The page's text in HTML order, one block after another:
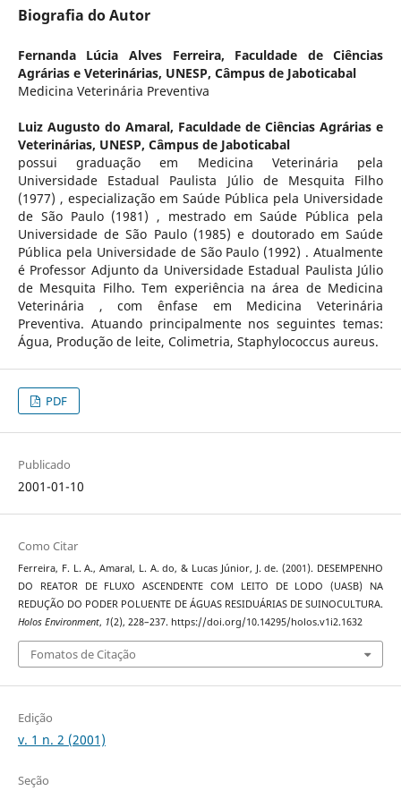
Biografia do Autor
Fernanda Lúcia Alves Ferreira, Faculdade de Ciências
Agrárias e Veterinárias, UNESP, Câmpus de Jaboticabal
Medicina Veterinária Preventiva
Luiz Augusto do Amaral, Faculdade de Ciências Agrárias e
Veterinárias, UNESP, Câmpus de Jaboticabal
possui graduação em Medicina Veterinária pela
Universidade Estadual Paulista Júlio de Mesquita Filho
(1977) , especialização em Saúde Pública pela Universidade
de São Paulo (1981) , mestrado em Saúde Pública pela
Universidade de São Paulo (1985) e doutorado em Saúde
Pública pela Universidade de São Paulo (1992) . Atualmente
é Professor Adjunto da Universidade Estadual Paulista Júlio
de Mesquita Filho. Tem experiência na área de Medicina
Veterinária , com ênfase em Medicina Veterinária
Preventiva. Atuando principalmente nos seguintes temas:
Água, Produção de leite, Colimetria, Staphylococcus aureus.
PDF
Publicado
2001-01-10
Como Citar
Ferreira, F. L. A., Amaral, L. A. do, & Lucas Júnior, J. de. (2001). DESEMPENHO
DO REATOR DE FLUXO ASCENDENTE COM LEITO DE LODO (UASB) NA
REDUÇÃO DO PODER POLUENTE DE ÁGUAS RESIDUÁRIAS DE SUINOCULTURA.
Holos Environment, 1(2), 228–237. https://doi.org/10.14295/holos.v1i2.1632
Fomatos de Citação
Edição
v. 1 n. 2 (2001)
Seção